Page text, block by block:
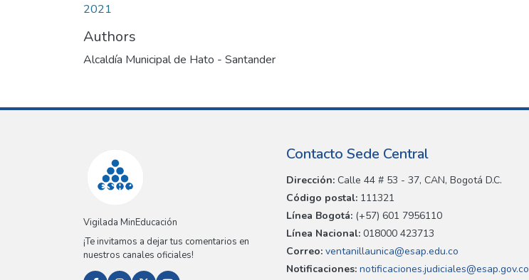
2021
Authors
Alcaldía Municipal de Hato - Santander
Vigilada MinEducación
¡Te invitamos a dejar tus comentarios en
nuestros canales oficiales!
Contacto Sede Central
Dirección: Calle 44 # 53 - 37, CAN, Bogotá D.C.
Código postal: 111321
Línea Bogotá: (+57) 601 7956110
Línea Nacional: 018000 423713
Correo: ventanillaunica@esap.edu.co
Notificaciones: notificaciones.judiciales@esap.gov.co